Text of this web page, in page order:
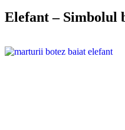
Elefant – Simbolul